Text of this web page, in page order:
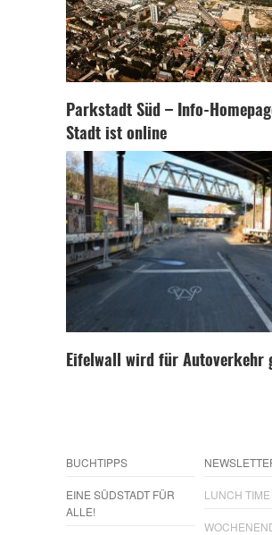
Parkstadt Süd – Info-
Stadt ist online
Eifelwall wird für Autoverkehr
BUCHTIPPS
EINE SÜDSTADT FÜR
ALLE!
LUNCH TIME